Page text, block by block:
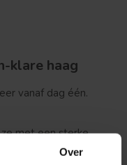
Over
klare haag
vanaf dag één.
met een sterke
bijna het hele jaar